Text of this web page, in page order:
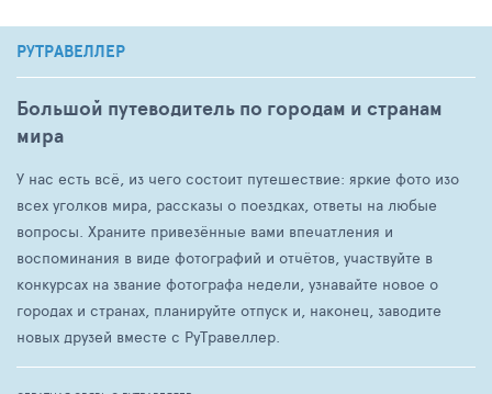
РУТРАВЕЛЛЕР
Большой путеводитель по городам и странам
мира
У нас есть всё, из чего состоит путешествие: яркие фото изо
всех уголков мира, рассказы о поездках, ответы на любые
вопросы. Храните привезённые вами впечатления и
воспоминания в виде фотографий и отчётов, участвуйте в
конкурсах на звание фотографа недели, узнавайте новое о
городах и странах, планируйте отпуск и, наконец, заводите
новых друзей вместе с РуТравеллер.